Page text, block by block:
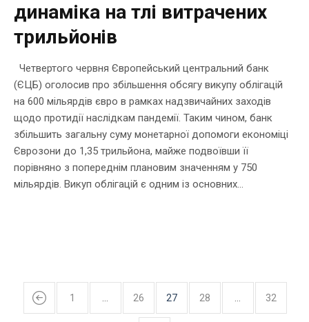
динаміка на тлі витрачених
трильйонів
Четвертого червня Європейський центральний банк
(ЄЦБ) оголосив про збільшення обсягу викупу облігацій
на 600 мільярдів євро в рамках надзвичайних заходів
щодо протидії наслідкам пандемії. Таким чином, банк
збільшить загальну суму монетарної допомоги економіці
Єврозони до 1,35 трильйона, майже подвоївши її
порівняно з попереднім плановим значенням у 750
мільярдів. Викуп облігацій є одним із основних...
1 26 27 28 32